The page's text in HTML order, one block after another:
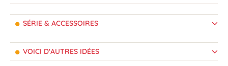
SÉRIE & ACCESSOIRES
VOICI D'AUTRES IDÉES